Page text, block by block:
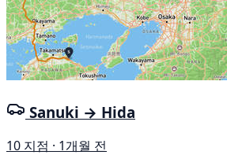
Sanuki → Hida
10 지점 · 1개월 전